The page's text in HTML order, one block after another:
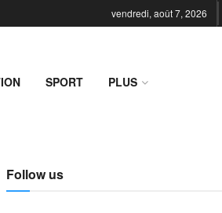
vendredi, août 7, 2026
SPORT PLUS
Follow us